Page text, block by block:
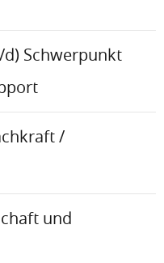
Schwerpunkt
/
und